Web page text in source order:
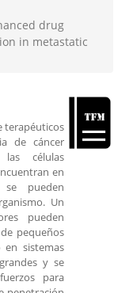
drug
in metastatic
terapéuticos
de cáncer
células
en
pueden
Un
pueden
pequeños
en sistemas
y se
para